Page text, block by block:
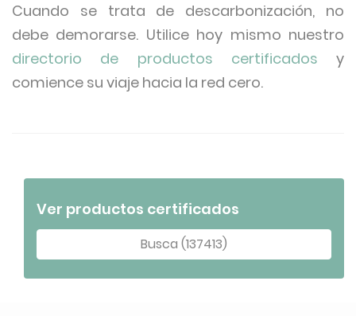
Cuando se trata de descarbonización, no
debe demorarse. Utilice hoy mismo nuestro
directorio de productos certificados y
comience su viaje hacia la red cero.
Ver productos certificados
Busca (137413)